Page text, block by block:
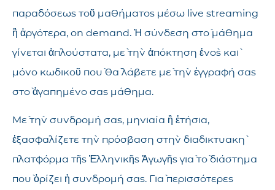
παραδόσεως τοῦ μαθήματος μέσω live streaming
ἢ ἀργότερα, on demand. Ἡ σύνδεση στὸ μάθημα
γίνεται ἁπλούστατα, μὲ τὴν ἀπόκτηση ἑνὸς καὶ
μόνο κωδικοῦ ποὺ θὰ λάβετε μὲ τὴν ἐγγραφή σας
στὸ ἀγαπημένο σας μάθημα.
Μὲ τὴν συνδρομή σας, μηνιαία ἢ ἐτήσια,
ἐξασφαλίζετε τὴν πρόσβαση στὴν διαδικτυακὴ
πλατφόρμα τῆς Ἑλληνικῆς Ἀγωγῆς γιὰ τὸ διάστημα
ποὺ ὁρίζει ἡ συνδρομή σας. Γιὰ περισσότερες